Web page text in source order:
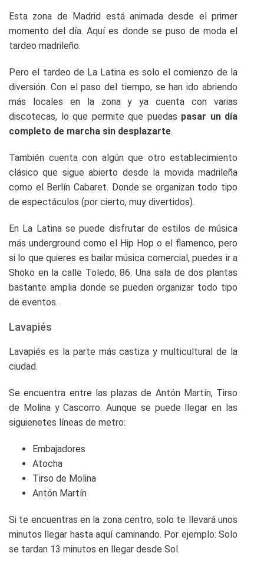
Esta zona de Madrid está animada desde el primer
momento del día. Aquí es donde se puso de moda el
tardeo madrileño.
Pero el tardeo de La Latina es solo el comienzo de la
diversión. Con el paso del tiempo, se han ido abriendo
más locales en la zona y ya cuenta con varias
discotecas, lo que permite que puedas pasar un día
completo de marcha sin desplazarte.
También cuenta con algún que otro establecimiento
clásico que sigue abierto desde la movida madrileña
como el Berlín Cabaret. Donde se organizan todo tipo
de espectáculos (por cierto, muy divertidos).
En La Latina se puede disfrutar de estilos de música
más underground como el Hip Hop o el flamenco, pero
si lo que quieres es bailar música comercial, puedes ir a
Shoko en la calle Toledo, 86. Una sala de dos plantas
bastante amplia donde se pueden organizar todo tipo
de eventos.
Lavapiés
Lavapiés es la parte más castiza y multicultural de la
ciudad.
Se encuentra entre las plazas de Antón Martín, Tirso
de Molina y Cascorro. Aunque se puede llegar en las
siguienetes líneas de metro:
Embajadores
Atocha
Tirso de Molina
Antón Martín
Si te encuentras en la zona centro, solo te llevará unos
minutos llegar hasta aquí caminando. Por ejemplo: Solo
se tardan 13 minutos en llegar desde Sol.